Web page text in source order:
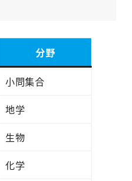
分野
小問集合
地学
生物
化学